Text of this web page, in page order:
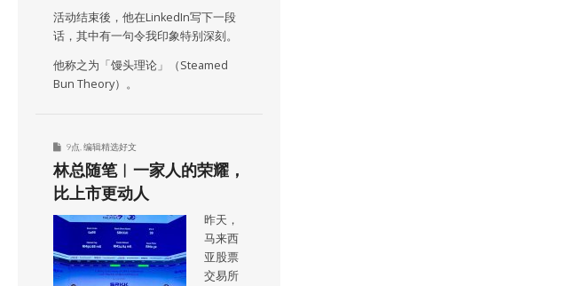
活动结束後，他在LinkedIn写下一段
话，其中有一句令我印象特别深刻。
他称之为「馒头理论」（Steamed
Bun Theory）。
9点 编辑精选好文
林总随笔︱一家人的荣耀，
比上市更动人
昨天，
马来西
亚股票
交易所